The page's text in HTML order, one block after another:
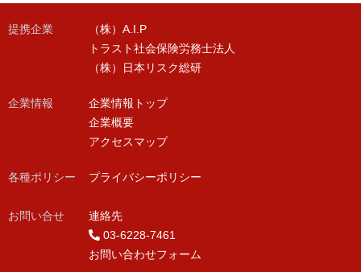
提携企業
（株）A.I.P
トラスト社会保険労務士法人
（株）日本リスク総研
企業情報
企業情報トップ
企業概要
アクセスマップ
各種ポリシー
お問い合せ
プライバシーポリシー
連絡先
03-6228-7461
お問い合わせフォーム